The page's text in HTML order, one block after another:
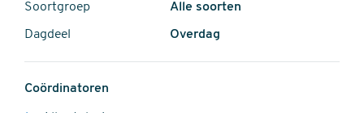
Soortgroep Alle soorten
Dagdeel Overdag
Coördinatoren